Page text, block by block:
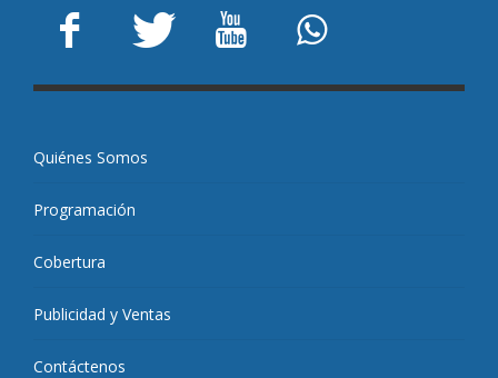
Quiénes Somos
Programación
Cobertura
Publicidad y Ventas
Contáctenos